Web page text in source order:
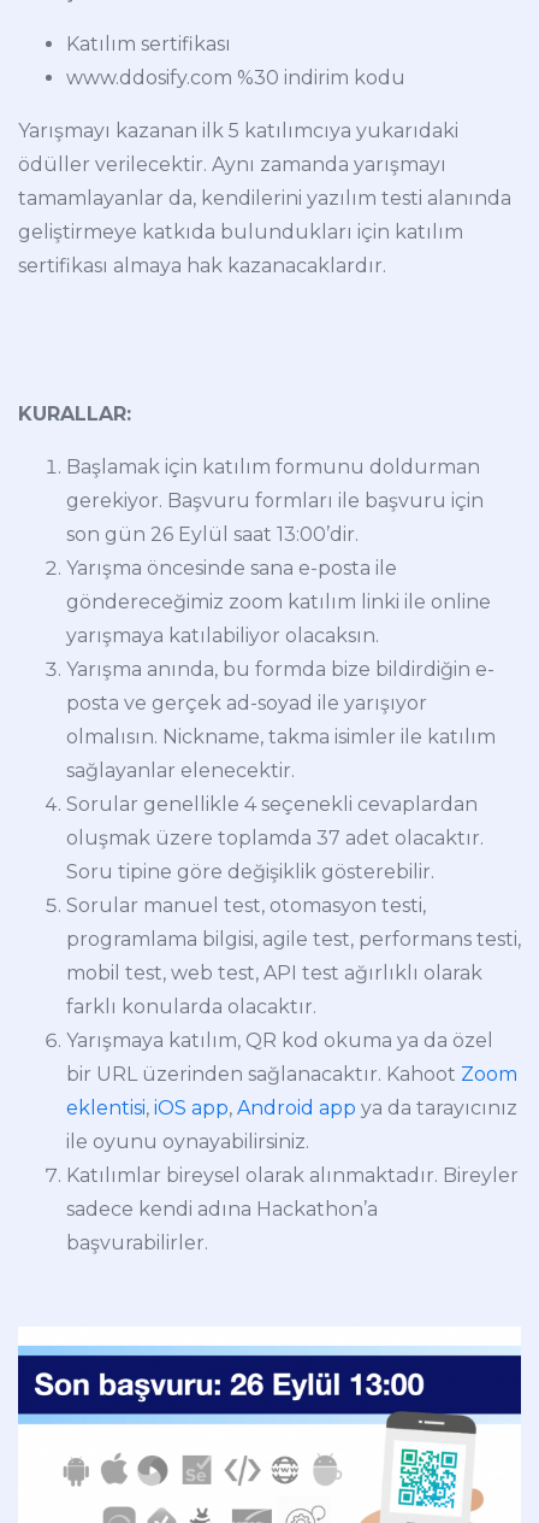
Katılım sertifikası
www.ddosify.com %30 indirim kodu
Yarışmayı kazanan ilk 5 katılımcıya yukarıdaki
ödüller verilecektir. Aynı zamanda yarışmayı
tamamlayanlar da, kendilerini yazılım testi alanında
geliştirmeye katkıda bulundukları için katılım
sertifikası almaya hak kazanacaklardır.
KURALLAR:
Başlamak için katılım formunu doldurman
gerekiyor. Başvuru formları ile başvuru için
son gün 26 Eylül saat 13:00’dir.
Yarışma öncesinde sana e-posta ile
göndereceğimiz zoom katılım linki ile online
yarışmaya katılabiliyor olacaksın.
Yarışma anında, bu formda bize bildirdiğin e-
posta ve gerçek ad-soyad ile yarışıyor
olmalısın. Nickname, takma isimler ile katılım
sağlayanlar elenecektir.
Sorular genellikle 4 seçenekli cevaplardan
oluşmak üzere toplamda 37 adet olacaktır.
Soru tipine göre değişiklik gösterebilir.
Sorular manuel test, otomasyon testi,
programlama bilgisi, agile test, performans testi,
mobil test, web test, API test ağırlıklı olarak
farklı konularda olacaktır.
Yarışmaya katılım, QR kod okuma ya da özel
bir URL üzerinden sağlanacaktır. Kahoot Zoom
eklentisi, iOS app, Android app ya da tarayıcınız
ile oyunu oynayabilirsiniz.
Katılımlar bireysel olarak alınmaktadır. Bireyler
sadece kendi adına Hackathon’a
başvurabilirler.